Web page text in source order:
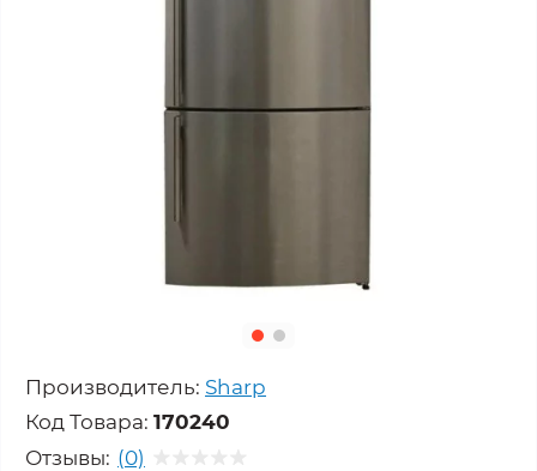
Производитель: Sharp
Код Товара: 170240
Отзывы: (0)